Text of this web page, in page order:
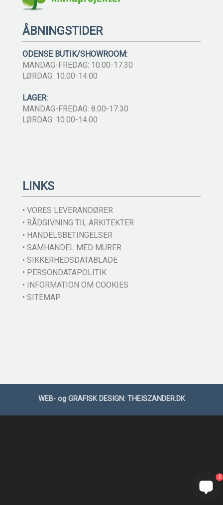
ÅBNINGSTIDER
ODENSE BUTIK/SHOWROOM:
MANDAG-FREDAG: 10.00-17.30
LØRDAG: 10.00-14.00
LAGER:
MANDAG-FREDAG: 8.00-17.30
LØRDAG: 10.00-14.00
LINKS
• VORES LEVERANDØRER
• RÅDGIVNING TIL ARKITEKTER
• HANDELSBETINGELSER
• SAMHANDEL MED MURER
• SIKKERHEDSDATABLADE
• PERSONDATAPOLITIK
• INFORMATION OM COOKIES
• SITEMAP
WEB- og GRAFISK DESIGN: THEISZANDER.DK
1